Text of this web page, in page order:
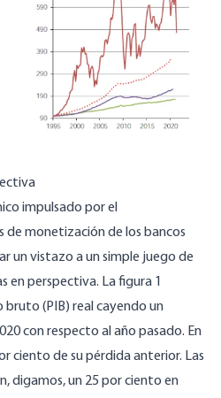
impulsado por el
de monetización de los bancos
un vistazo a un simple juego de
en perspectiva. La figura 1
(PIB) real cayendo un
con respecto al año pasado. En
ciento de su pérdida anterior. Las
digamos, un 25 por ciento en